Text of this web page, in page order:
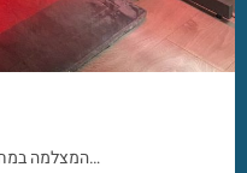
המצלמה במחשב היא חלק חשוב מאוד במקבוק ומוטב…